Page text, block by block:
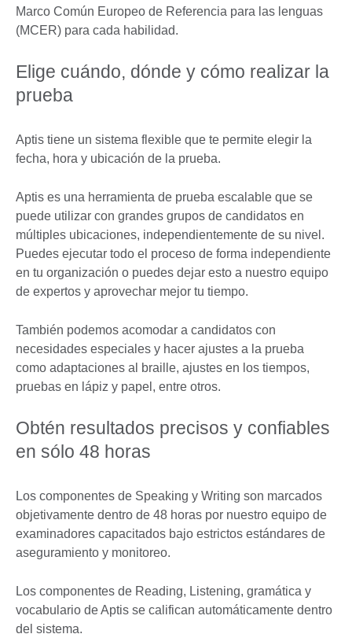
Marco Común Europeo de Referencia para las lenguas
(MCER) para cada habilidad.
Elige cuándo, dónde y cómo realizar la
prueba
Aptis tiene un sistema flexible que te permite elegir la
fecha, hora y ubicación de la prueba.
Aptis es una herramienta de prueba escalable que se
puede utilizar con grandes grupos de candidatos en
múltiples ubicaciones, independientemente de su nivel.
Puedes ejecutar todo el proceso de forma independiente
en tu organización o puedes dejar esto a nuestro equipo
de expertos y aprovechar mejor tu tiempo.
También podemos acomodar a candidatos con
necesidades especiales y hacer ajustes a la prueba
como adaptaciones al braille, ajustes en los tiempos,
pruebas en lápiz y papel, entre otros.
Obtén resultados precisos y confiables
en sólo 48 horas
Los componentes de Speaking y Writing son marcados
objetivamente dentro de 48 horas por nuestro equipo de
examinadores capacitados bajo estrictos estándares de
aseguramiento y monitoreo.
Los componentes de Reading, Listening, gramática y
vocabulario de Aptis se califican automáticamente dentro
del sistema.